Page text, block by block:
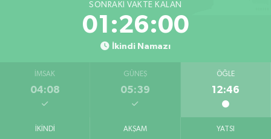
SONRAKI VAKTE KALAN
01:25:59
İkindi Namazı
İMSAK
04:08
GÜNEŞ
05:39
ÖĞLE
12:46
İKINDI AKŞAM YATSI